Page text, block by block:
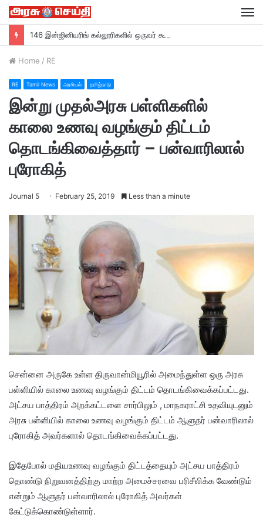
146 இன்ஜினியரிங் கல்லூரிகளில் ஒருவர் கூட சேரவில்லை….?
Home / RE
RE Tamil News அரசியல் தமிழ்நாடு
இன்று முதல்அரசு பள்ளிகளில்
காலை உணவு வழங்கும் திட்டம்
தொடங்கிவைத்தார் – பன்வாரிலால்
புரோகித்
Journal 5 February 25, 2019 Less than a minute
சென்னை அருகே உள்ள திருவான்மியூரில் அமைந்துள்ள ஒரு அரசு
பள்ளியில் காலை உணவு வழங்கும் திட்டம் தொடங்கிவைக்கப்பட்டது.
அட்சய பாத்திரம் அறக்கட்டளை சார்பிலும் , மாநகராட்சி உதவியுடனும்
அரசு பள்ளியில் காலை உணவு வழங்கும் திட்டம் ஆளுநர் பன்வாரிலால்
புரோகித் அவர்களால் தொடங்கிவைக்கப்பட்டது.
இதேபோல் மதியஉணவு வழங்கும் திட்டத்தையும் அட்சய பாத்திரம்
தொண்டு நிறுவனத்திற்கு மாற்ற அமைச்சரவை பரிசீலிக்க வேண்டும்
என்றும் ஆளுநர் பன்வாரிலால் புரோகித் அவர்கள்
கேட்டுக்கொண்டுள்ளார்.